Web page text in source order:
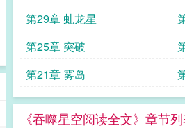
第29章 虬龙星
第25章 突破
第21章 雾岛
《吞噬星空阅读全文》章节